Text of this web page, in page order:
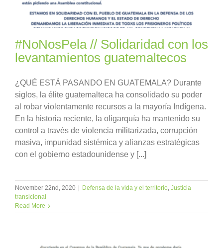
#NoNosPela // Solidaridad con los
levantamientos guatemaltecos
¿QUÉ ESTÁ PASANDO EN GUATEMALA? Durante
siglos, la élite guatemalteca ha consolidado su poder
al robar violentamente recursos a la mayoría Indígena.
En la historia reciente, la oligarquía ha mantenido su
control a través de violencia militarizada, corrupción
masiva, impunidad sistémica y alianzas estratégicas
con el gobierno estadounidense y [...]
November 22nd, 2020 | Defensa de la vida y el territorio, Justicia
transicional
Read More